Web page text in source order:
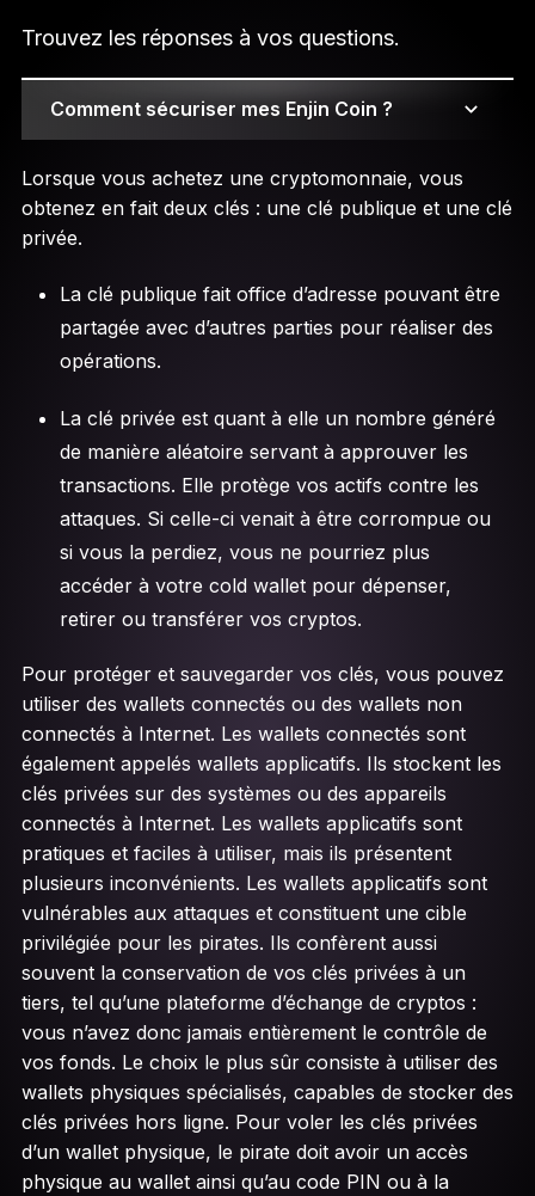
Trouvez les réponses à vos questions.
Comment sécuriser mes Enjin Coin ?
Lorsque vous achetez une cryptomonnaie, vous
obtenez en fait deux clés : une clé publique et une clé
privée.
La clé publique fait office d’adresse pouvant être
partagée avec d’autres parties pour réaliser des
opérations.
La clé privée est quant à elle un nombre généré
de manière aléatoire servant à approuver les
transactions. Elle protège vos actifs contre les
attaques. Si celle-ci venait à être corrompue ou
si vous la perdiez, vous ne pourriez plus
accéder à votre cold wallet pour dépenser,
retirer ou transférer vos cryptos.
Pour protéger et sauvegarder vos clés, vous pouvez
utiliser des wallets connectés ou des wallets non
connectés à Internet. Les wallets connectés sont
également appelés wallets applicatifs. Ils stockent les
clés privées sur des systèmes ou des appareils
connectés à Internet. Les wallets applicatifs sont
pratiques et faciles à utiliser, mais ils présentent
plusieurs inconvénients. Les wallets applicatifs sont
vulnérables aux attaques et constituent une cible
privilégiée pour les pirates. Ils confèrent aussi
souvent la conservation de vos clés privées à un
tiers, tel qu’une plateforme d’échange de cryptos :
vous n’avez donc jamais entièrement le contrôle de
vos fonds. Le choix le plus sûr consiste à utiliser des
wallets physiques spécialisés, capables de stocker des
clés privées hors ligne. Pour voler les clés privées
d’un wallet physique, le pirate doit avoir un accès
physique au wallet ainsi qu’au code PIN ou à la